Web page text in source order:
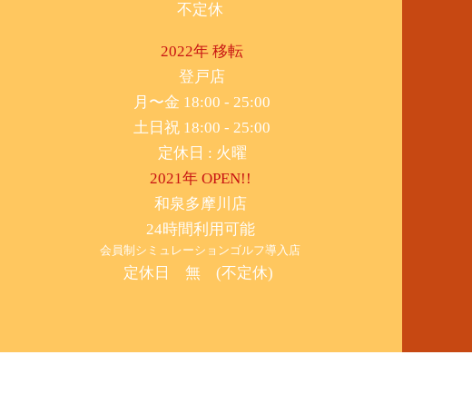
不定休
2022年 移転
​登戸店
月〜金 18:00 - 25:00
土日祝 18:00 - 25:00
​定休日 : 火曜
2021年 OPEN!!
​和泉多摩川店
24時間利用可能
​会員制シミュレーションゴルフ導入店
定休日 無 (不定休)